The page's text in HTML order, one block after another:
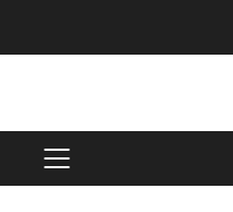
PRIMARY
MENU